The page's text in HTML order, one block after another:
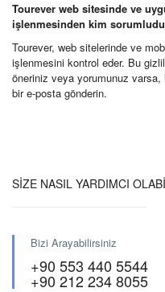
Tourever web sitesinde ve
işlenmesinden kim
Tourever, web sitelerinde ve
işlenmesini kontrol eder. Bu
öneriniz veya yorumunuz
bir e-posta gönderin.
SİZE NASIL YARDIMCI
Bizi Arayabilirsiniz
+90 553 440 5544
+90 212 234 8055